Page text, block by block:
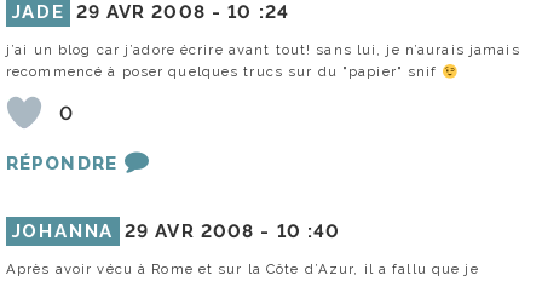
JADE 29 AVR 2008 -10 :24
j’ai un blog car j’adore écrire avant tout! sans lui, je n’aurais jamais
recommencé à poser quelques trucs sur du "papier" snif
0
RÉPONDRE
JOHANNA 29 AVR 2008 - 10 :40
Après avoir vécu à Rome et sur la Côte d’Azur, il a fallu que je